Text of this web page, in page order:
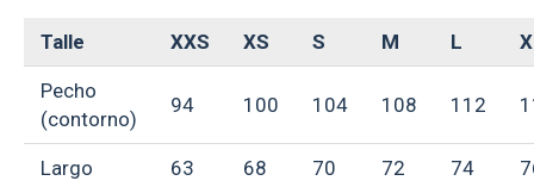
Talle XXS XS S M L
Pecho
(contorno)
94 100 104 108 112
Largo 63 68 70 72 74